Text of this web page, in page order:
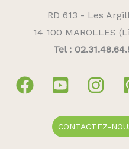
RD 613 - Les
14 100 MAROLLES
Tel :
CONTACTEZ-